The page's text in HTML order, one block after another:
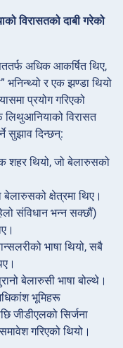
विरासतको दाबी गरेको
अधिक आकर्षित थिए,
भनिन्थ्यो र एक झण्डा थियो
प्रयोग गरिएको
विरासत
सुझाव दिन्छन्:
शहर थियो, जो बेलारुसको
क्षेत्रमा थिए।
संविधान भन्न सक्छौं)
भाषा थियो, सबै
बेलारुसी भाषा बोल्थे।
भूमिहरू
जीडीएलको सिर्जना
गरिएको थियो।